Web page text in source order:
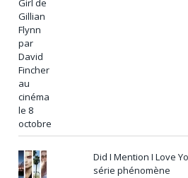
Did I Mention I Love
série phénomène